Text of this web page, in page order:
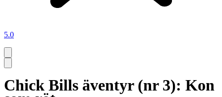
5.0
Chick Bills äventyr (nr 3): Kon